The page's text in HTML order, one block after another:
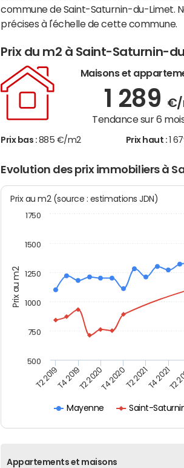
commune de Saint-Saturnin-du-Limet.
précises à l'échelle de cette commune.
Prix du m2 à Saint-Saturnin-
Maisons et
1 289 €/
Tendance sur 6
Prix bas : 885 €/m2 Prix haut : 1
Evolution des prix immobiliers à
Prix au m2
Prix au m2 (source : estimations JDN)
Mayenne Saint-
T2 2019T4 2019T2 2020T4 2020T2 2021T4 2021T2
500
750
1000
1250
1500
1750
Appartements et maisons